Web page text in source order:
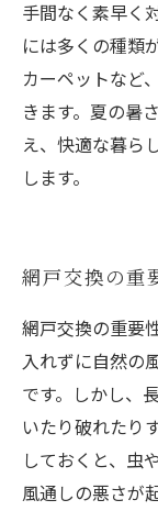
手間なく素早く
には多くの種類
カーペットなど
きます。夏の暑
え、快適な暮ら
します。
網戸交換の重
網戸交換の重要
入れずに自然の
です。しかし、
いたり破れたり
しておくと、虫
風通しの悪さが